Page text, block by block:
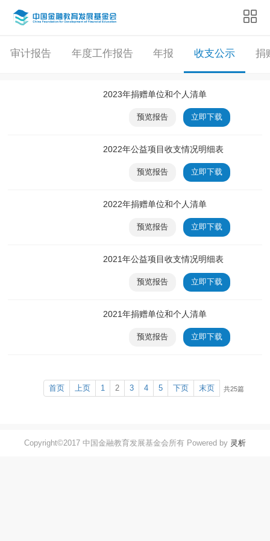
审计报告 年度工作报告 年报 收支公示 捐
2023年捐赠单位和个人清单
预览报告 立即下载
2022年公益项目收支情况明细表
预览报告 立即下载
2022年捐赠单位和个人清单
预览报告 立即下载
2021年公益项目收支情况明细表
预览报告 立即下载
2021年捐赠单位和个人清单
预览报告 立即下载
首页 上页 1 2 3 4 5 下页 末页 共25篇
Copyright©2017 中国金融教育发展基金会所有 Powered by 灵析